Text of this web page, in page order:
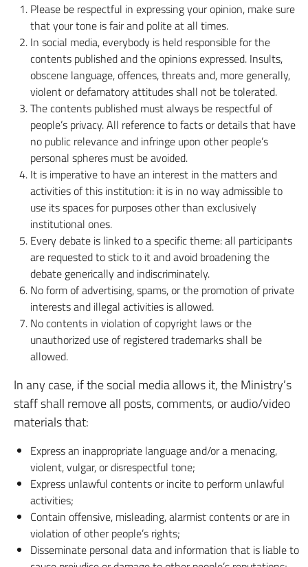
Please be respectful in expressing your opinion, make sure
that your tone is fair and polite at all times.
In social media, everybody is held responsible for the
contents published and the opinions expressed. Insults,
obscene language, offences, threats and, more generally,
violent or defamatory attitudes shall not be tolerated.
The contents published must always be respectful of
people’s privacy. All reference to facts or details that have
no public relevance and infringe upon other people’s
personal spheres must be avoided.
It is imperative to have an interest in the matters and
activities of this institution: it is in no way admissible to
use its spaces for purposes other than exclusively
institutional ones.
Every debate is linked to a specific theme: all participants
are requested to stick to it and avoid broadening the
debate generically and indiscriminately.
No form of advertising, spams, or the promotion of private
interests and illegal activities is allowed.
No contents in violation of copyright laws or the
unauthorized use of registered trademarks shall be
allowed.
In any case, if the social media allows it, the Ministry’s
staff shall remove all posts, comments, or audio/video
materials that:
Express an inappropriate language and/or a menacing,
violent, vulgar, or disrespectful tone;
Express unlawful contents or incite to perform unlawful
activities;
Contain offensive, misleading, alarmist contents or are in
violation of other people’s rights;
Disseminate personal data and information that is liable to